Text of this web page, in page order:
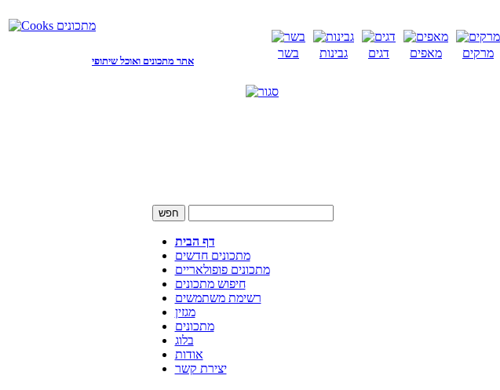
אתר מתכונים ואוכל שיתופי
בשר גבינות דגים מאפים מרקים
דף הבית
מתכונים חדשים
מתכונים פופולאריים
חיפוש מתכונים
רשימת משתמשים
מגזין
מתכונים
בלוג
אודות
יצירת קשר